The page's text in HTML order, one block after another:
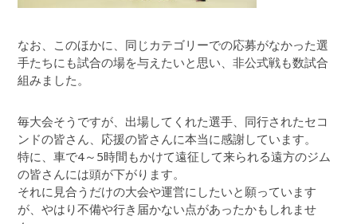
なお、このほかに、同じカテゴリーでの応募がなかった選
手たちにも試合の場を与えたいと思い、非公式戦も数試合
組みました。
毎大会そうですが、出場してくれた選手、同行されたセコ
ンドの皆さん、応援の皆さんに本当に感謝しています。
特に、車で4～5時間もかけて遠征して来られる遠方のジム
の皆さんには頭が下がります。
それに見合うだけの大会や運営にしたいと願っています
が、やはり不備や行き届かない点があったかもしれませ